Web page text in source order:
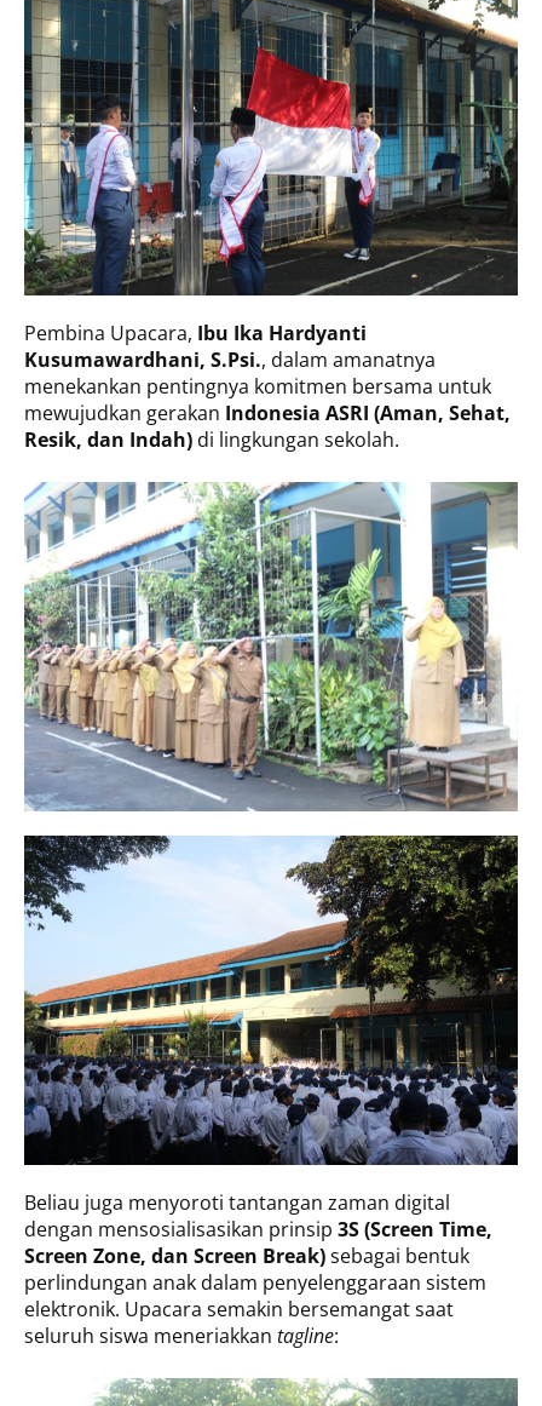
Pembina Upacara, Ibu Ika Hardyanti
Kusumawardhani, S.Psi., dalam amanatnya
menekankan pentingnya komitmen bersama untuk
mewujudkan gerakan Indonesia ASRI (Aman, Sehat,
Resik, dan Indah) di lingkungan sekolah.
Beliau juga menyoroti tantangan zaman digital
dengan mensosialisasikan prinsip 3S (Screen Time,
Screen Zone, dan Screen Break)sebagai bentuk
perlindungan anak dalam penyelenggaraan sistem
elektronik. Upacara semakin bersemangat saat
seluruh siswa meneriakkan tagline: